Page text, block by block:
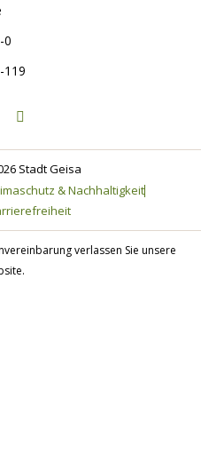
0
119
n
s
a
g
a
m
Stadt Geisa
& Nachhaltigkeit
verlassen Sie unsere